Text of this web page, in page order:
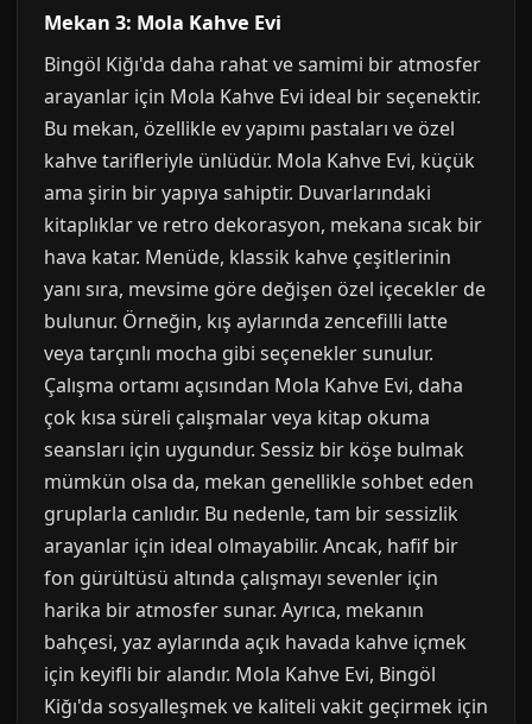
Mekan 3: Mola Kahve Evi
Bingöl Kiğı'da daha rahat ve samimi bir atmosfer
arayanlar için Mola Kahve Evi ideal bir seçenektir.
Bu mekan, özellikle ev yapımı pastaları ve özel
kahve tarifleriyle ünlüdür. Mola Kahve Evi, küçük
ama şirin bir yapıya sahiptir. Duvarlarındaki
kitaplıklar ve retro dekorasyon, mekana sıcak bir
hava katar. Menüde, klassik kahve çeşitlerinin
yanı sıra, mevsime göre değişen özel içecekler de
bulunur. Örneğin, kış aylarında zencefilli latte
veya tarçınlı mocha gibi seçenekler sunulur.
Çalışma ortamı açısından Mola Kahve Evi, daha
çok kısa süreli çalışmalar veya kitap okuma
seansları için uygundur. Sessiz bir köşe bulmak
mümkün olsa da, mekan genellikle sohbet eden
gruplarla canlıdır. Bu nedenle, tam bir sessizlik
arayanlar için ideal olmayabilir. Ancak, hafif bir
fon gürültüsü altında çalışmayı sevenler için
harika bir atmosfer sunar. Ayrıca, mekanın
bahçesi, yaz aylarında açık havada kahve içmek
için keyifli bir alandır. Mola Kahve Evi, Bingöl
Kiğı'da sosyalleşmek ve kaliteli vakit geçirmek için